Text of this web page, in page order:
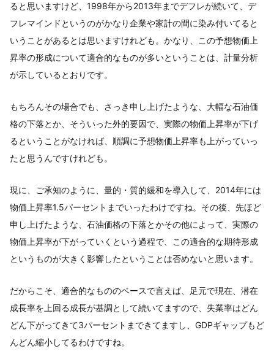
ると思いますけど、1998年から2013年までデフレが続いて、デ
フレマインドというのがかなり企業や家計の間に染み付いてると
いうことがあるとは思いますけれども。かなり、この予想物価上
昇率の形成について適合的なものが多いということは、計量分析
が示しているとおりです。
もちろんその場合でも、さっき申し上げたような、大幅な石油価
格の下落とか、そういった外的要因で、実際の物価上昇率が下げ
るということがなければ、順調に予想物価上昇率も上がっていっ
たと思うんですけれども。
現に、ご承知のように、量的・質的緩和を導入して、2014年には
物価上昇率1.5パーセントまでいったわけですね。その後、先ほど
申し上げたような、石油価格の下落とかその他によって、実際の
物価上昇率が下がっていくという過程で、この適合的な期待形成
というものが大きく影響したということは否めないと思います。
だからこそ、適合的なもののベースで言えば、足元で現在、潜在
成長率を上回る成長が基調として続いてますので、失業率はどん
どん下がってきて3パーセントまできてますし、GDPギャップもど
んどん縮小してるわけですね。